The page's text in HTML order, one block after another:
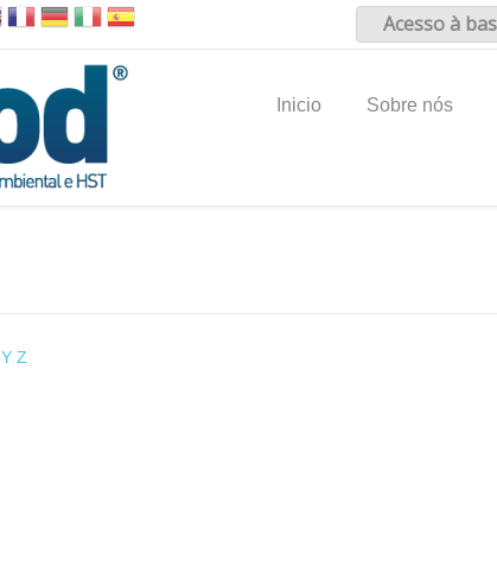
Acesso à
Inicio Sobre nós
Y Z